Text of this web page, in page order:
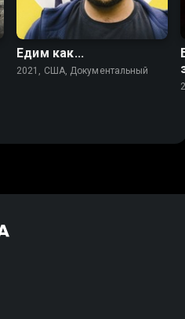
Едим как...
2021, США, Документальный